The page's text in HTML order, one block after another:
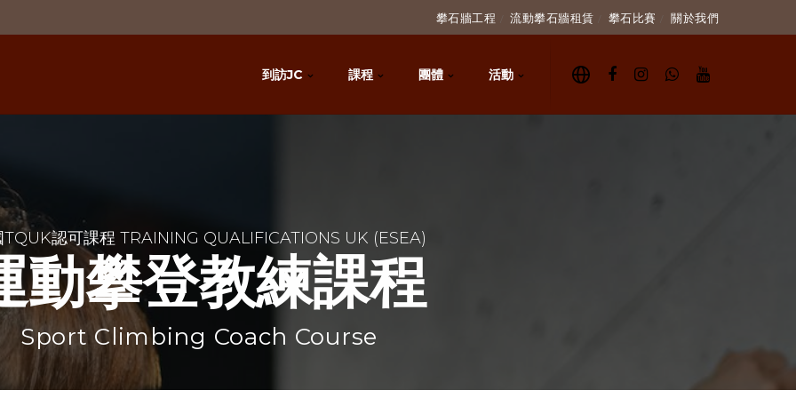
攀石牆工程 流動攀石牆租賃 攀石比賽 關於我們
到訪JC 課程 團體 活動
TQUK認可課程 TRAINING QUALIFICATIONS UK (ESEA)
動攀登教練課程
Sport Climbing Coach Course